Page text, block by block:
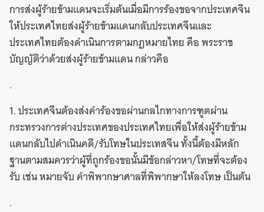
การส่งผู้ร้ายข้ามแดนจะเริ่มต้นเมื่อมีการร้องขอจากประเทศจีน
ให้ประเทศไทยส่งผู้ร้ายข้ามแดนกลับประเทศจีนและ
ประเทศไทยต้องดำเนินการตามกฎหมายไทย คือ พระราช
บัญญัติว่าด้วยส่งผู้ร้ายข้ามแดน กล่าวคือ
.
1. ประเทศจีนต้องส่งคำร้องขอผ่านกลไกทางการฑูตผ่าน
กระทรวงการต่างประเทศของประเทศไทยเพื่อให้ส่งผู้ร้ายข้าม
แดนกลับไปดำเนินคดี/รับโทษในประเทสจีน ทั้งนี้ต้องมีหลัก
ฐานตามสมควรว่าผู้ที่ถูกร้องขอนั้นมีข้อกล่าวหา/โทษที่จะต้อง
รับ เช่น หมายจับ คำพิพากษาศาลที่พิพากษาให้ลงโทษ เป็นต้น
.